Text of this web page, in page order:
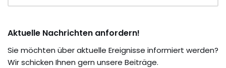
Aktuelle Nachrichten anfordern!
Sie möchten über aktuelle Ereignisse informiert werden?
Wir schicken Ihnen gern unsere Beiträge.